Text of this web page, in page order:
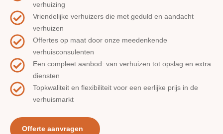
verhuizing
Vriendelijke verhuizers die met geduld en aandacht
verhuizen
Offertes op maat door onze meedenkende
verhuisconsulenten
Een compleet aanbod: van verhuizen tot opslag en extra
diensten
Topkwaliteit en flexibiliteit voor een eerlijke prijs in de
verhuismarkt
Offerte aanvragen